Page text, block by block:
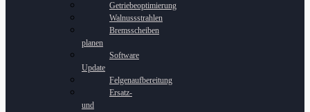
Getriebeoptimierung
Walnussstrahlen
Bremsscheiben
planen
Software
Update
Felgenaufbereitung
Ersatz-
und